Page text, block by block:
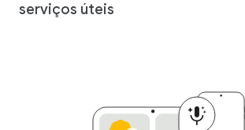
serviços úteis